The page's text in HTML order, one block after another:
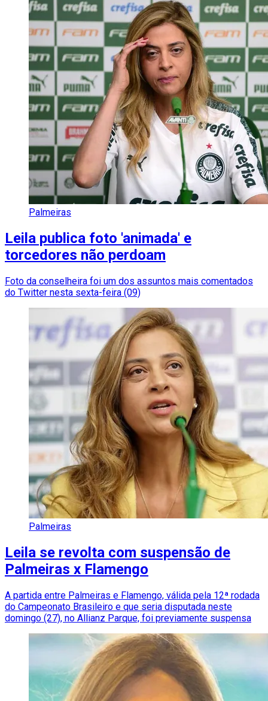
Palmeiras
Leila publica foto 'animada' e
torcedores não perdoam
Foto da conselheira foi um dos assuntos mais comentados
do Twitter nesta sexta-feira (09)
Palmeiras
Leila se revolta com suspensão de
Palmeiras x Flamengo
A partida entre Palmeiras e Flamengo, válida pela 12ª rodada
do Campeonato Brasileiro e que seria disputada neste
domingo (27), no Allianz Parque, foi previamente suspensa